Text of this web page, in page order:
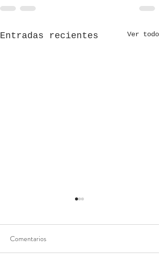
Entradas recientes Ver todo
Comentarios